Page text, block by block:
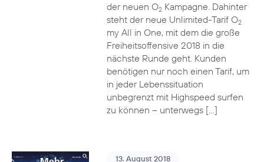
der neuen O2Kampagne. Dahinter
steht der neue Unlimited-Tarif O2
my All in One, mit dem die große
Freiheitsoffensive 2018 in die
nächste Runde geht. Kunden
benötigen nur noch einen Tarif, um
in jeder Lebenssituation
unbegrenzt mit Highspeed surfen
zu können – unterwegs […]
13. August 2018